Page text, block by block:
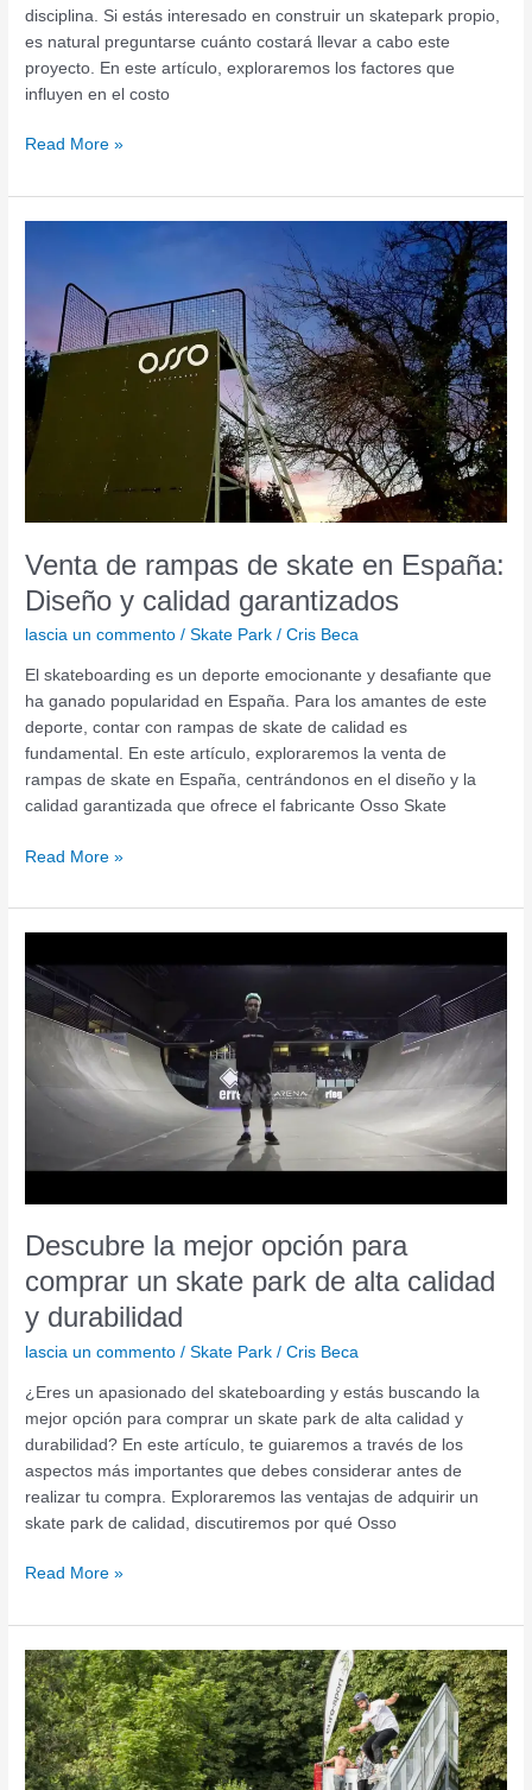
disciplina. Si estás interesado en construir un skatepark propio,
es natural preguntarse cuánto costará llevar a cabo este
proyecto. En este artículo, exploraremos los factores que
influyen en el costo
Read More »
Venta de rampas de skate en España:
Diseño y calidad garantizados
lascia un commento /Skate Park /Cris Beca
El skateboarding es un deporte emocionante y desafiante que
ha ganado popularidad en España. Para los amantes de este
deporte, contar con rampas de skate de calidad es
fundamental. En este artículo, exploraremos la venta de
rampas de skate en España, centrándonos en el diseño y la
calidad garantizada que ofrece el fabricante Osso Skate
rampas
skate
en
España:
Diseño
calidad
garantizados
Read More »
Descubre la mejor opción para
comprar un skate park de alta calidad
y durabilidad
lascia un commento /Skate Park /Cris Beca
¿Eres un apasionado del skateboarding y estás buscando la
mejor opción para comprar un skate park de alta calidad y
durabilidad? En este artículo, te guiaremos a través de los
aspectos más importantes que debes considerar antes de
realizar tu compra. Exploraremos las ventajas de adquirir un
skate park de calidad, discutiremos por qué Osso
la
mejor
opción
para
comprar
alta
calidad
y
durabilidad
Read More »
Los
secretos
mejor
guardados
del